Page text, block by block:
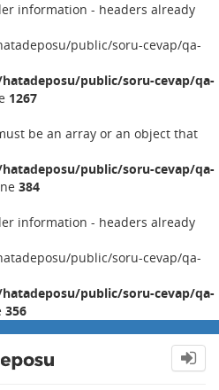
information - headers already
public/soru-cevap/qa-
public/soru-cevap/qa-
1267
be an array or an object that
public/soru-cevap/qa-
384
information - headers already
public/soru-cevap/qa-
public/soru-cevap/qa-
356